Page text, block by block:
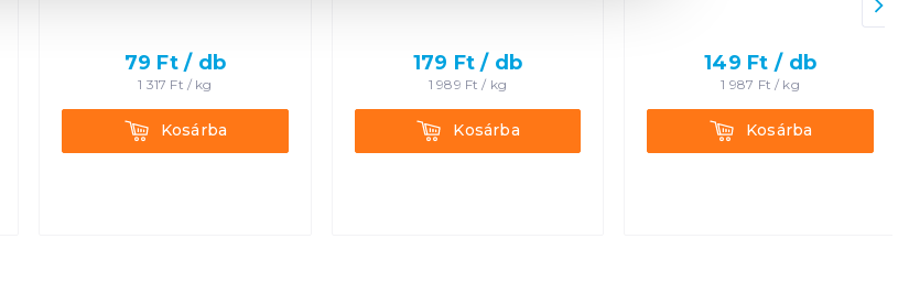
79 Ft / db
1 317 Ft / kg
KosárbaKosárba
179 Ft / db
1 989 Ft / kg
KosárbaKosárba
149 Ft / db
1 987 Ft / kg
KosárbaKosárba